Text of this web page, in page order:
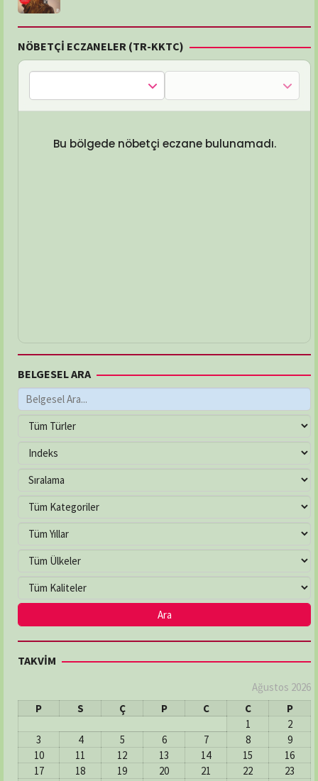
NÖBETÇİ ECZANELER (TR-KKTC)
Bu bölgede nöbetçi eczane bulunamadı.
BELGESEL ARA
TAKVİM
Ağustos 2026
P
S Ç P C C
P
1
2
3
4 5 6 7 8
9
10
11 12 13 14 15
16
17
18 19 20 21 22
23